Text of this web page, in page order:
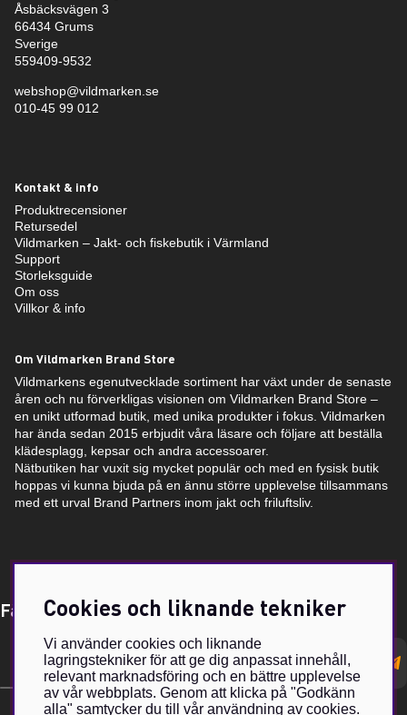
Åsbäcksvägen 3
66434 Grums
Sverige
559409-9532
webshop@vildmarken.se
010-45 99 012
Kontakt & info
Produktrecensioner
Retursedel
Vildmarken – Jakt- och fiskebutik i Värmland
Support
Storleksguide
Om oss
Villkor & info
Om Vildmarken Brand Store
Vildmarkens egenutvecklade sortiment har växt under de senaste
åren och nu förverkligas visionen om Vildmarken Brand Store –
en unikt utformad butik, med unika produkter i fokus. Vildmarken
har ända sedan 2015 erbjudit våra läsare och följare att beställa
klädesplagg, kepsar och andra accessoarer.
Nätbutiken har vuxit sig mycket populär och med en fysisk butik
hoppas vi kunna bjuda på en ännu större upplevelse tillsammans
med ett urval Brand Partners inom jakt och friluftsliv.
Få Magasin Vildmarken direkt till din e-post!*
postadress
Cookies och liknande tekniker
Vi använder cookies och liknande
lagringstekniker för att ge dig anpassat innehåll,
relevant marknadsföring och en bättre upplevelse
av vår webbplats. Genom att klicka på "Godkänn
alla" samtycker du till vår användning av cookies.